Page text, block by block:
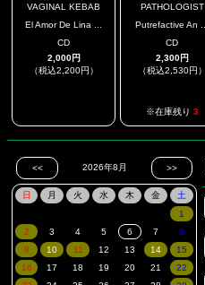
VAGINAL KEBAB
El Amor De Lina ...
CD
2,000円
（税込2,200円）
PATHOLOGIST
Putrefactive An ...
CD
2,300円
（税込2,530円）
※在庫残り 3